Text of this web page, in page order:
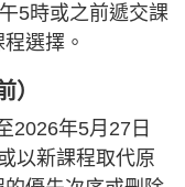
5時或之前遞交課
選擇。
）
2026年5月27日
以新課程取代原